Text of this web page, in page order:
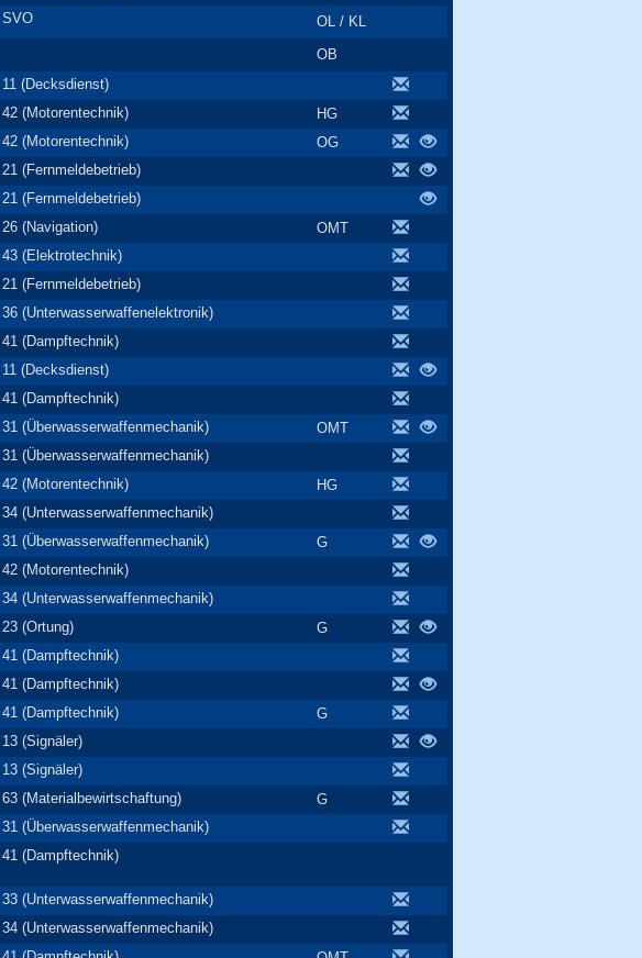
SVO
OL / KL
OB
11 (Decksdienst)
42 (Motorentechnik)
HG
42 (Motorentechnik)
OG
21 (Fernmeldebetrieb)
21 (Fernmeldebetrieb)
26 (Navigation)
OMT
43 (Elektrotechnik)
21 (Fernmeldebetrieb)
36 (Unterwasserwaffenelektronik)
41 (Dampftechnik)
11 (Decksdienst)
41 (Dampftechnik)
31 (Überwasserwaffenmechanik)
OMT
31 (Überwasserwaffenmechanik)
42 (Motorentechnik)
HG
34 (Unterwasserwaffenmechanik)
31 (Überwasserwaffenmechanik)
G
42 (Motorentechnik)
34 (Unterwasserwaffenmechanik)
23 (Ortung)
G
41 (Dampftechnik)
41 (Dampftechnik)
41 (Dampftechnik)
G
13 (Signäler)
13 (Signäler)
63 (Materialbewirtschaftung)
G
31 (Überwasserwaffenmechanik)
41 (Dampftechnik)
33 (Unterwasserwaffenmechanik)
34 (Unterwasserwaffenmechanik)